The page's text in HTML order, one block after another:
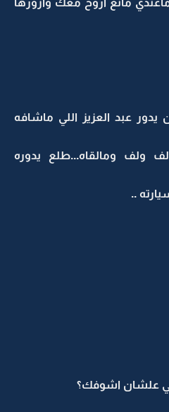
مانع اروح معك وازورها
عبد العزيز اللي ماشافه
ولف ومالقاه...طلع يدوره
..
علشان اشوفك؟